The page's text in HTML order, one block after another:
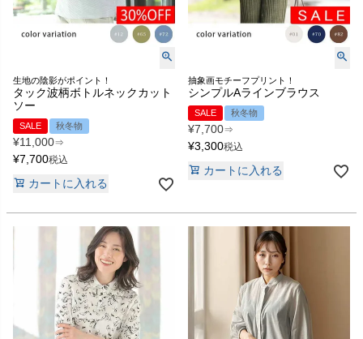
生地の陰影がポイント！
タック波柄ボトルネックカット
ソー
SALE 秋冬物
¥11,000⇒
¥7,700税込
カートに入れる
抽象画モチーフプリント！
シンプルAラインブラウス
SALE 秋冬物
¥7,700⇒
¥3,300税込
カートに入れる